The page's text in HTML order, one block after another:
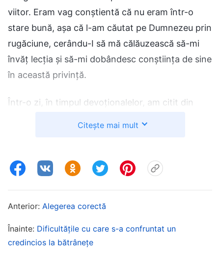
viitor. Eram vag conștientă că nu eram într-o
stare bună, așa că l-am căutat pe Dumnezeu prin
rugăciune, cerându-I să mă călăuzească să-mi
învăț lecția și să-mi dobândesc conștiința de sine
în această privință.
Într-o zi, în timpul devoționalelor, am citit din
conștientizez starea în care mă aflam. Cuvintele
despre ce e bine și ce e rău înseamnă să încerci
nu a fost clarificată și s-a înțeles cine a avut
dreptate și cine a greșit și să te fixezi cu
încăpățânare pe lucruri fără rost. Dar, ce rost are
Citește mai mult
Anterior: Alegerea corectă
Înainte: Dificultățile cu care s-a confruntat un
credincios la bătrânețe